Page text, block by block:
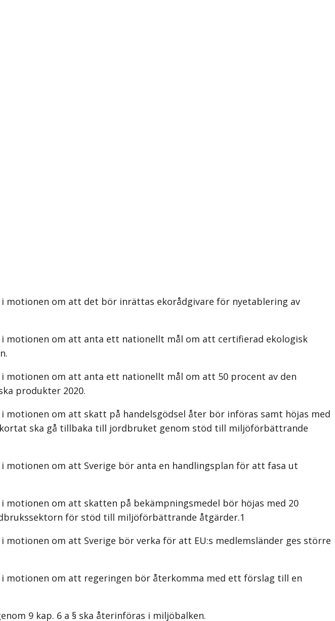
motionen om att det bör inrättas ekorådgivare för nyetablering av
motionen om att anta ett nationellt mål om att certifierad ekologisk
motionen om att anta ett nationellt mål om att 50 procent av den
produkter 2020.
motionen om att skatt på handelsgödsel åter bör införas samt höjas med
ska gå tillbaka till jordbruket genom stöd till miljöförbättrande
motionen om att Sverige bör anta en handlingsplan för att fasa ut
motionen om att skatten på bekämpningsmedel bör höjas med 20
för stöd till miljöförbättrande åtgärder.1
om att Sverige bör verka för att EU:s medlemsländer ges större
motionen om att regeringen bör återkomma med ett förslag till en
9 kap. 6 a § ska återinföras i miljöbalken.